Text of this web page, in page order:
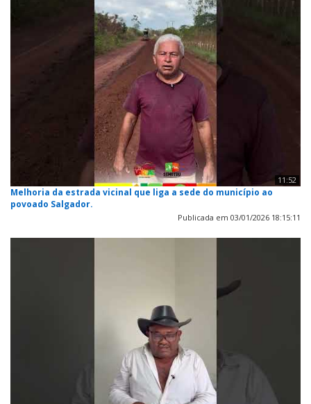
11:52
Melhoria da estrada vicinal que liga a sede do município ao
povoado Salgador.
Publicada em 03/01/2026 18:15:11